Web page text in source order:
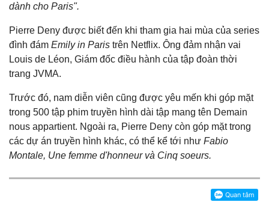
dành cho Paris".
Pierre Deny được biết đến khi tham gia hai mùa của series
đình đám Emily in Paris trên Netflix. Ông đảm nhận vai
Louis de Léon, Giám đốc điều hành của tập đoàn thời
trang JVMA.
Trước đó, nam diễn viên cũng được yêu mến khi góp mặt
trong 500 tập phim truyền hình dài tập mang tên Demain
nous appartient. Ngoài ra, Pierre Deny còn góp mặt trong
các dự án truyền hình khác, có thể kể tới như Fabio
Montale, Une femme d'honneur và Cinq soeurs.